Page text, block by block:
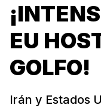
EU
GOLFO!
Irán y Estados